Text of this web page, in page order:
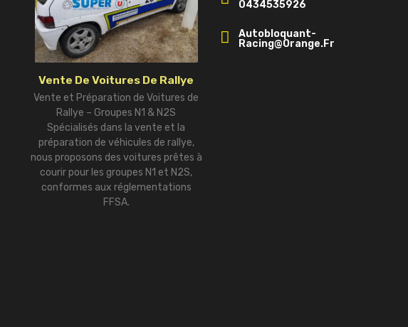
Vente De Voitures De Rallye
Vente et Préparation de Voitures de
Rallye – Groupes N1 & N2S
Spécialisés dans la vente et la
préparation de véhicules de rallye,
nous proposons des voitures prêtes à
courir pour les groupes N1 et N2S,
conformes aux réglementations
FFSA.
0434535926
Autobloquant-
Racing@orange.fr